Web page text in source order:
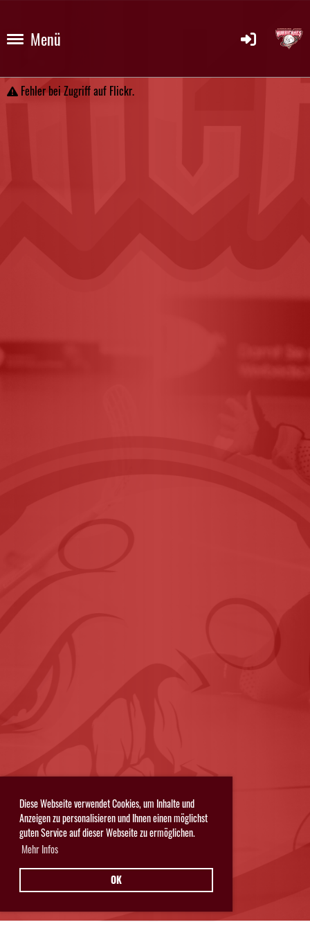
Diese Webseite verwendet Cookies, um Inhalte und
Anzeigen zu personalisieren und Ihnen einen möglichst
guten Service auf dieser Webseite zu ermöglichen.
Mehr Infos
OK
Menü
Fehler bei Zugriff auf Flickr.